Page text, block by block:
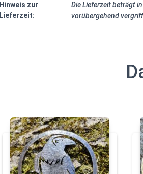
Hinweis zur
Lieferzeit:
Die Lieferzeit beträgt
vorübergehend